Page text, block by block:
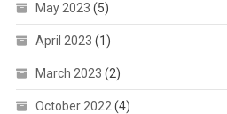
May 2023 (5)
April 2023 (1)
March 2023 (2)
October 2022 (4)